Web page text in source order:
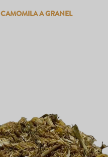
CAMOMILA A GRANEL